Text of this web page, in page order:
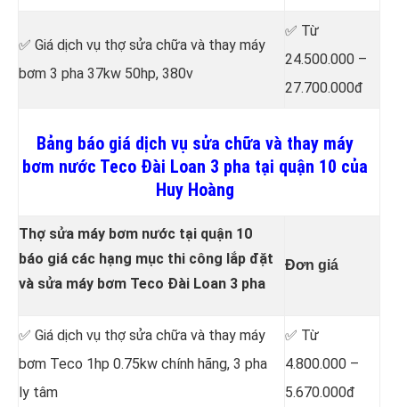
✅ Giá dịch vụ thợ sửa chữa và thay máy
bơm 3 pha 37kw 50hp, 380v
✅ Từ
24.500.000 –
27.700.000đ
Bảng báo giá dịch vụ sửa chữa và thay máy
bơm nước Teco Đài Loan 3 pha tại quận 10 của
Huy Hoàng
Thợ sửa máy bơm nước tại quận 10
báo giá các hạng mục thi công lắp đặt
và sửa máy bơm Teco Đài Loan 3 pha
Đơn giá
✅ Giá dịch vụ thợ sửa chữa và thay máy
bơm Teco 1hp 0.75kw chính hãng, 3 pha
ly tâm
✅ Từ
4.800.000 –
5.670.000đ